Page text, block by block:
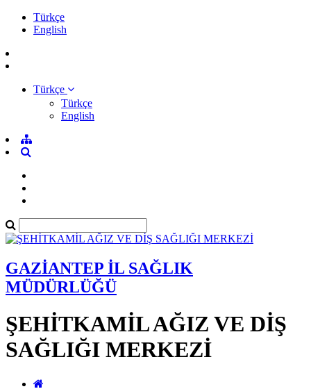
Türkçe
English
Türkçe
Türkçe
English
GAZİANTEP İL SAĞLIK
MÜDÜRLÜĞÜ
ŞEHİTKAMİL AĞIZ VE DİŞ
SAĞLIĞI MERKEZİ